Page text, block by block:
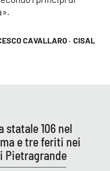
CAVALLARO · CISAL
statale 106 nel
e tre feriti nei
Pietragrande